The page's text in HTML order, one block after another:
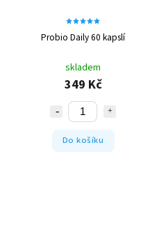
Probio Daily 60 kapslí
skladem
349 Kč
Do košíku